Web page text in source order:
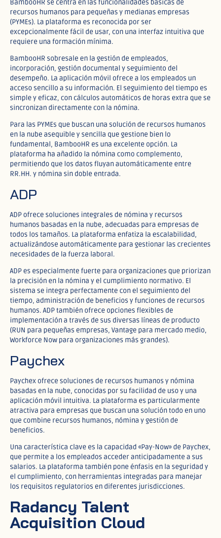
BambooHR se centra en las funcionalidades básicas de
recursos humanos para pequeñas y medianas empresas
(PYMEs). La plataforma es reconocida por ser
excepcionalmente fácil de usar, con una interfaz intuitiva que
requiere una formación mínima.​
BambooHR sobresale en la gestión de empleados,
incorporación, gestión documental y seguimiento del
desempeño. La aplicación móvil ofrece a los empleados un
acceso sencillo a su información. El seguimiento del tiempo es
simple y eficaz, con cálculos automáticos de horas extra que se
sincronizan directamente con la nómina.​
Para las PYMEs que buscan una solución de recursos humanos
en la nube asequible y sencilla que gestione bien lo
fundamental, BambooHR es una excelente opción. La
plataforma ha añadido la nómina como complemento,
permitiendo que los datos fluyan automáticamente entre
RR.HH. y nómina sin doble entrada.​
ADP
ADP ofrece soluciones integrales de nómina y recursos
humanos basadas en la nube, adecuadas para empresas de
todos los tamaños. La plataforma enfatiza la escalabilidad,
actualizándose automáticamente para gestionar las crecientes
necesidades de la fuerza laboral.​
ADP es especialmente fuerte para organizaciones que priorizan
la precisión en la nómina y el cumplimiento normativo. El
sistema se integra perfectamente con el seguimiento del
tiempo, administración de beneficios y funciones de recursos
humanos. ADP también ofrece opciones flexibles de
implementación a través de sus diversas líneas de producto
(RUN para pequeñas empresas, Vantage para mercado medio,
Workforce Now para organizaciones más grandes).​
Paychex
Paychex ofrece soluciones de recursos humanos y nómina
basadas en la nube, conocidas por su facilidad de uso y una
aplicación móvil intuitiva. La plataforma es particularmente
atractiva para empresas que buscan una solución todo en uno
que combine recursos humanos, nómina y gestión de
beneficios.​
Una característica clave es la capacidad «Pay-Now» de Paychex,
que permite a los empleados acceder anticipadamente a sus
salarios. La plataforma también pone énfasis en la seguridad y
el cumplimiento, con herramientas integradas para manejar
los requisitos regulatorios en diferentes jurisdicciones.​
Radancy Talent
Acquisition Cloud